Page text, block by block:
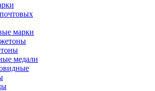
марки
медали